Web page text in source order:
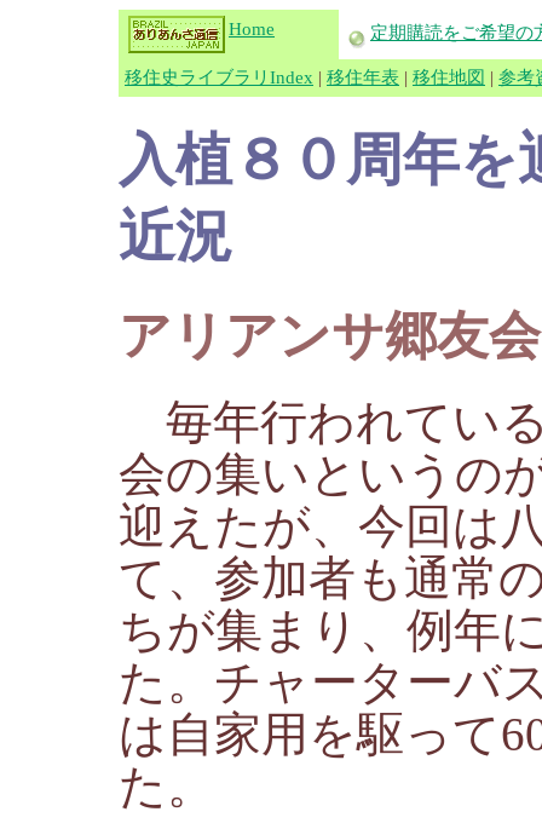
Home 定期購読をご希望の
移住史ライブラリIndex | 移住年表 | 移住地図 | 参考
入植８０周年
近況
アリアンサ郷友会
毎年行われてい
会の集いというの
迎えたが、今回は
て、参加者も通常
ちが集まり、例年
た。チャーターバ
は自家用を駆って
た。